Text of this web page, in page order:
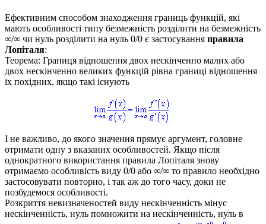
Ефективним способом знаходження границь функцій, які
мають особливості типу безмежність розділити на безмежність
∞/∞ чи нуль розділити на нуль 0/0 є застосування правила
Лопіталя:
Теорема: Границя відношення двох нескінченно малих або
двох нескінченно великих функцій рівна границі відношення
їх похідних, якщо такі існують
І не важливо, до якого значення прямує аргумент, головне
отримати одну з вказаних особливостей. Якщо після
однократного використання правила Лопіталя знову
отримаємо особливість виду 0/0 або ∞/∞ то правило необхідно
застосовувати повторно, і так аж до того часу, доки не
позбудемося особливості.
Розкриття невизначеностей виду нескінченність мінус
нескінченність, нуль помножити на нескінченність, нуль в